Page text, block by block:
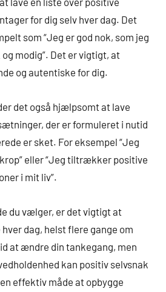
for dig selv hver dag. Det
som “Jeg er god nok, som jeg
modig”. Det er vigtigt, at
og autentiske for dig.
det også hjælpsomt at lave
der er formuleret i nutid
er sket. For eksempel “Jeg
eller “Jeg tiltrækker positive
i mit liv”.
du vælger, er det vigtigt at
dag, helst flere gange om
at ændre din tankegang, men
kan positiv selvsnak
effektiv måde at opbygge